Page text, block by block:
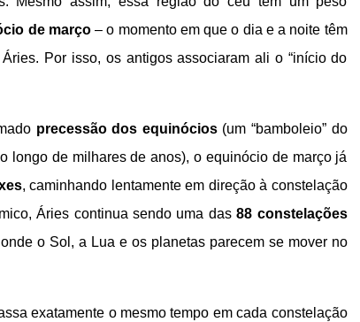
de março– o momento em que o dia e a noite têm
Por isso, os antigos associaram ali o “início do
precessão dos equinócios(um “bamboleio” do
longo de milhares de anos), o equinócio de março já
, caminhando lentamente em direção à constelação
Áries continua sendo uma das88 constelações
o Sol, a Lua e os planetas parecem se mover no
exatamente o mesmo tempo em cada constelação